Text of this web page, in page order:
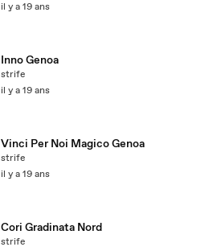
il y a 19 ans
Inno Genoa
strife
il y a 19 ans
Vinci Per Noi Magico Genoa
strife
il y a 19 ans
Cori Gradinata Nord
strife